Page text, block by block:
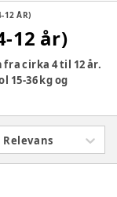
12 ÅR)
12 år)
cirka 4 til 12 år.
15-36 kg og
højde for
fra
og Maxi-Cosi.
Relevans